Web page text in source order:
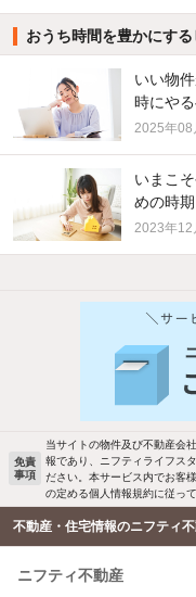
おうち時間を豊かにする
いい物
時にや
2025年08
いまこ
めの時
2023年12
他の人はこんな条件で絞
バス・トイレ別
駐車場あり
洗濯機置場あり
エアコンあり
温水洗浄便座
新
ご希望の条件の物
新
免責
事項
当サイトの物件及び不動産会
報であり、ニフティライフス
ださい。本サービス内でお客
の定める個人情報規約に従っ
不動産・住宅情報のニフティ
ニフティ不動産